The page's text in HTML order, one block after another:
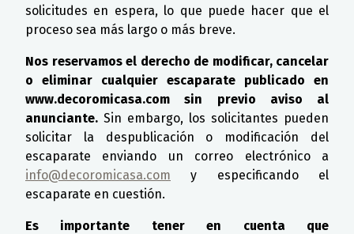
solicitudes en espera, lo que puede hacer que el
proceso sea más largo o más breve.
Nos reservamos el derecho de modificar, cancelar
o eliminar cualquier escaparate publicado en
www.decoromicasa.com sin previo aviso al
anunciante. Sin embargo, los solicitantes pueden
solicitar la despublicación o modificación del
escaparate enviando un correo electrónico a
info@decoromicasa.com y especificando el
escaparate en cuestión.
Es importante tener en cuenta que